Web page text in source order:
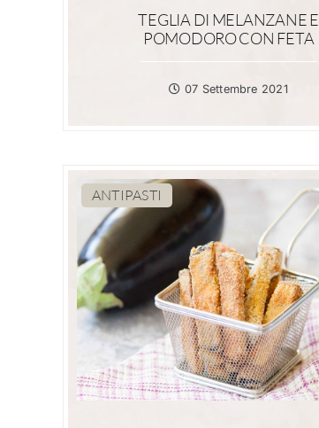
TEGLIA DI MELANZANE E
POMODORO CON FETA
07 Settembre 2021
ANTIPASTI